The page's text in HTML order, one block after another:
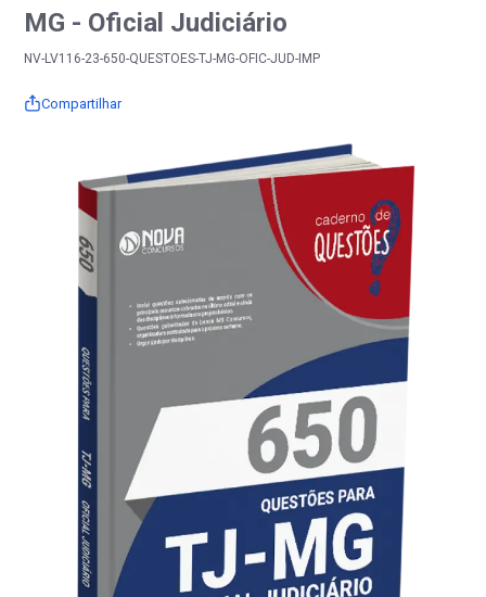
MG - Oficial Judiciário
NV-LV116-23-650-QUESTOES-TJ-MG-OFIC-JUD-IMP
Compartilhar